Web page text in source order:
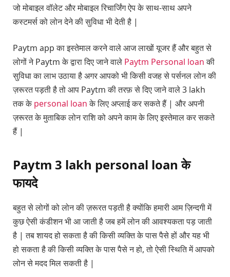
जो मोबाइल वॉलेट और मोबाइल रिचार्जिंग ऐप के साथ-साथ अपने
कस्टमर्स को लोन देने की सुविधा भी देती है |
Paytm app का इस्तेमाल करने वाले आज लाखों यूजर हैं और बहुत से
लोगों ने Paytm के द्वारा दिए जाने वाले Paytm Personal loanकी
सुविधा का लाभ उठाया है अगर आपको भी किसी वजह से पर्सनल लोन की
ज़रूरत पड़ती है तो आप Paytm की तरफ़ से दिए जाने वाले 3 lakh
तक केpersonal loanके लिए अप्लाई कर सकते हैं | और अपनी
ज़रूरत के मुताबिक लोन राशि को अपने काम के लिए इस्तेमाल कर सकते
हैं |
Paytm 3 lakh personal loan के
फायदे
बहुत से लोगों को लोन की ज़रूरत पड़ती है क्योंकि हमारी आम ज़िन्दगी में
कुछ ऐसी कंडीशन भी आ जाती है जब हमें लोन की आवश्यकता पड़ जाती
है | तब शायद हो सकता है की किसी व्यक्ति के पास पैसे हों और यह भी
हो सकता है की किसी व्यक्ति के पास पैसे न हो, तो ऐसी स्थिति में आपको
लोन से मदद मिल सकती है |